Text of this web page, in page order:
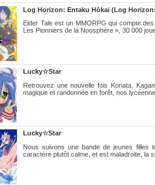
Log Horizon: Entaku Hōkai (Log
Elder Tale est un MMORPG qui compte
Les Pionniers de la Noosphère », 30 000
Lucky☆Star
Retrouvez une nouvelle fois Konata,
magique et randonnée en forêt, nos
Lucky☆Star
Nous suivons une bande de jeunes filles
caractère plutôt calme, et est maladroite, la